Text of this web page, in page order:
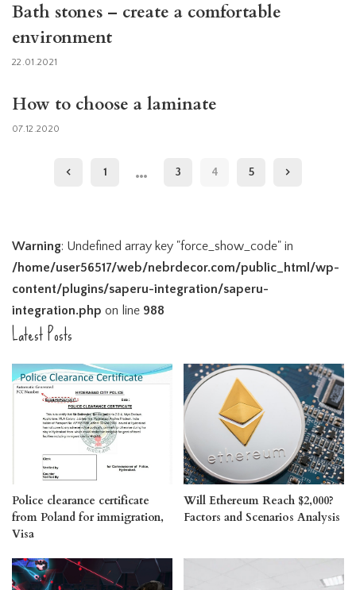
Bath stones – create a comfortable
environment
22.01.2021
How to choose a laminate
07.12.2020
1 … 3 4 5
Warning: Undefined array key "force_show_code" in
/home/user56517/web/nebrdecor.com/public_html/wp-
content/plugins/saperu-integration/saperu-
integration.php on line 988
Latest Posts
Police clearance certificate
from Poland for immigration,
Visa
Will Ethereum Reach $2,000?
Factors and Scenarios Analysis